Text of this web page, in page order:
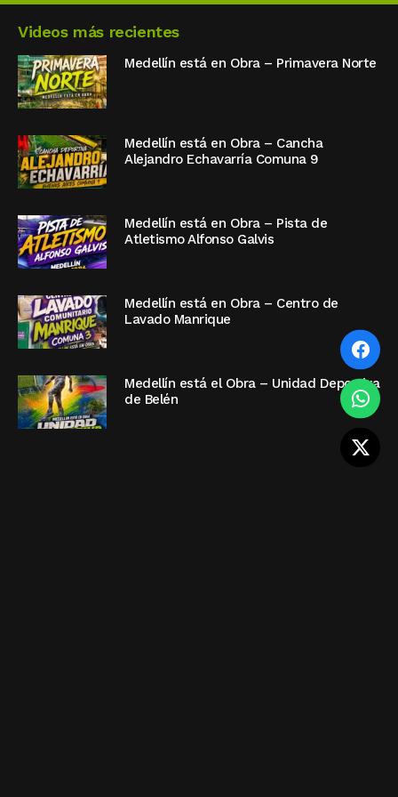
Videos más recientes
Medellín está en Obra – Primavera Norte
Medellín está en Obra – Cancha
Alejandro Echavarría Comuna 9
Medellín está en Obra – Pista de
Atletismo Alfonso Galvis
Medellín está en Obra – Centro de
Lavado Manrique
Medellín está el Obra – Unidad Deportiva
de Belén